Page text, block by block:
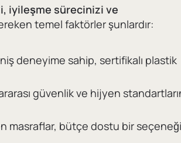
iyileşme sürecinizi ve
temel faktörler şunlardır:
deneyime sahip, sertifikalı plastik
güvenlik ve hijyen
masraflar, bütçe dostu bir seçeneği